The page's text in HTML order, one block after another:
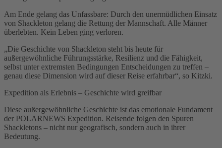
Am Ende gelang das Unfassbare: Durch den unermüdlichen Einsatz
von Shackleton gelang die Rettung der Mannschaft. Alle Männer
überlebten. Kein Leben ging verloren.
„Die Geschichte von Shackleton steht bis heute für
außergewöhnliche Führungsstärke, Resilienz und die Fähigkeit,
selbst unter extremsten Bedingungen Entscheidungen zu treffen –
genau diese Dimension wird auf dieser Reise erfahrbar“, so Kitzki.
Expedition als Erlebnis – Geschichte wird greifbar
Diese außergewöhnliche Geschichte ist das emotionale Fundament
der POLARNEWS Expedition. Reisende folgen den Spuren
Shackletons – nicht nur geografisch, sondern auch in ihrer
Bedeutung.